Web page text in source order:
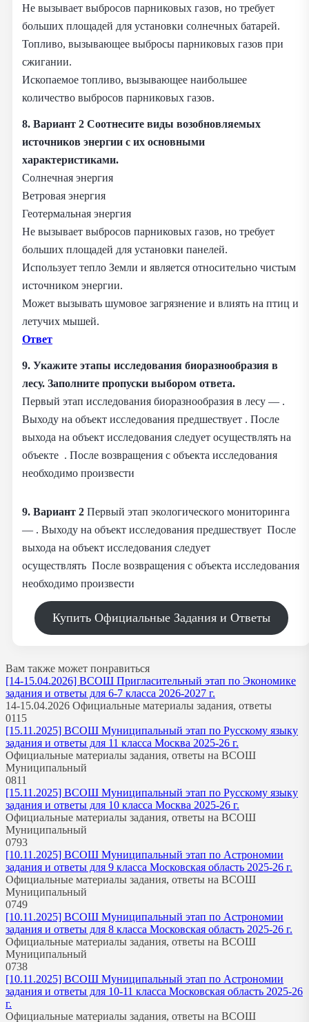
Не вызывает выбросов парниковых газов, но требует
больших площадей для установки солнечных батарей.
Топливо, вызывающее выбросы парниковых газов при
сжигании.
Ископаемое топливо, вызывающее наибольшее
количество выбросов парниковых газов.
8. Вариант 2 Соотнесите виды возобновляемых
источников энергии с их основными
характеристиками.
Солнечная энергия
Ветровая энергия
Геотермальная энергия
Не вызывает выбросов парниковых газов, но требует
больших площадей для установки панелей.
Использует тепло Земли и является относительно чистым
источником энергии.
Может вызывать шумовое загрязнение и влиять на птиц и
летучих мышей.
Ответ
9. Укажите этапы исследования биоразнообразия в
лесу. Заполните пропуски выбором ответа.
Первый этап исследования биоразнообразия в лесу — .
Выходу на объект исследования предшествует . После
выхода на объект исследования следует осуществлять на
объекте . После возвращения с объекта исследования
необходимо произвести
9. Вариант 2 Первый этап экологического мониторинга
— . Выходу на объект исследования предшествует После
выхода на объект исследования следует
осуществлять После возвращения с объекта исследования
необходимо произвести
Купить Официальные Задания и Ответы
Вам также может понравиться
[14-15.04.2026] ВСОШ Пригласительный этап по Экономике
задания и ответы для 6-7 класса 2026-2027 г.
14-15.04.2026 Официальные материалы задания, ответы
0115
[15.11.2025] ВСОШ Муниципальный этап по Русскому языку
задания и ответы для 11 класса Москва 2025-26 г.
Официальные материалы задания, ответы на ВСОШ
Муниципальный
0811
[15.11.2025] ВСОШ Муниципальный этап по Русскому языку
задания и ответы для 10 класса Москва 2025-26 г.
Официальные материалы задания, ответы на ВСОШ
Муниципальный
0793
[10.11.2025] ВСОШ Муниципальный этап по Астрономии
задания и ответы для 9 класса Московская область 2025-26 г.
Официальные материалы задания, ответы на ВСОШ
Муниципальный
0749
[10.11.2025] ВСОШ Муниципальный этап по Астрономии
задания и ответы для 8 класса Московская область 2025-26 г.
Официальные материалы задания, ответы на ВСОШ
Муниципальный
0738
[10.11.2025] ВСОШ Муниципальный этап по Астрономии
задания и ответы для 10-11 класса Московская область 2025-26
г.
Официальные материалы задания, ответы на ВСОШ